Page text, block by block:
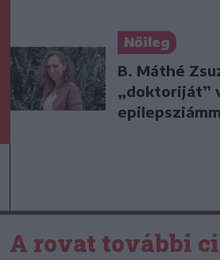
Nőileg
B. Máthé
„doktoriját”
A rovat további